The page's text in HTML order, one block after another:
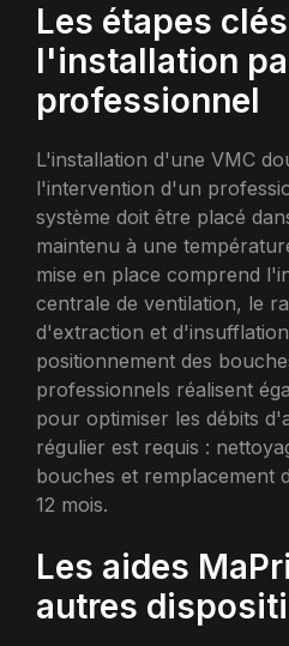
Les étapes
l'installation
professionnel
L'installation d'une VMC
l'intervention d'un
système doit être placé
maintenu à une
mise en place comprend
centrale de ventilation, le
d'extraction et
positionnement des
professionnels réalisent
pour optimiser les débits
régulier est requis :
bouches et remplacement
12 mois.
Les aides
autres